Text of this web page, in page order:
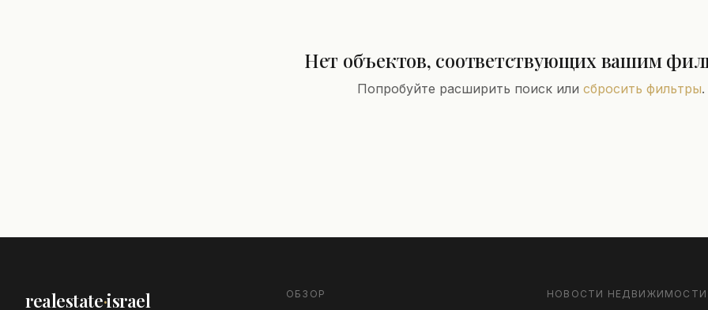
Нет объектов, соответствующих вашим
Попробуйте расширить поиск или сбросить фильтры.
realestate·israel ОБЗОР НОВОСТИ НЕДВИЖИМОСТИ